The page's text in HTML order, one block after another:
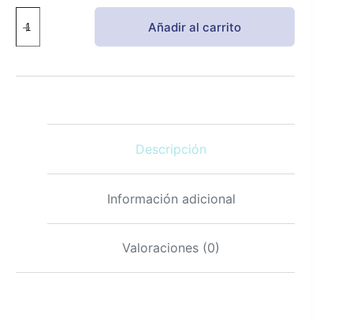
Labs
Complejo
de
Cápsulas
Añadir al carrito
Descripción
Información adicional
Valoraciones (0)